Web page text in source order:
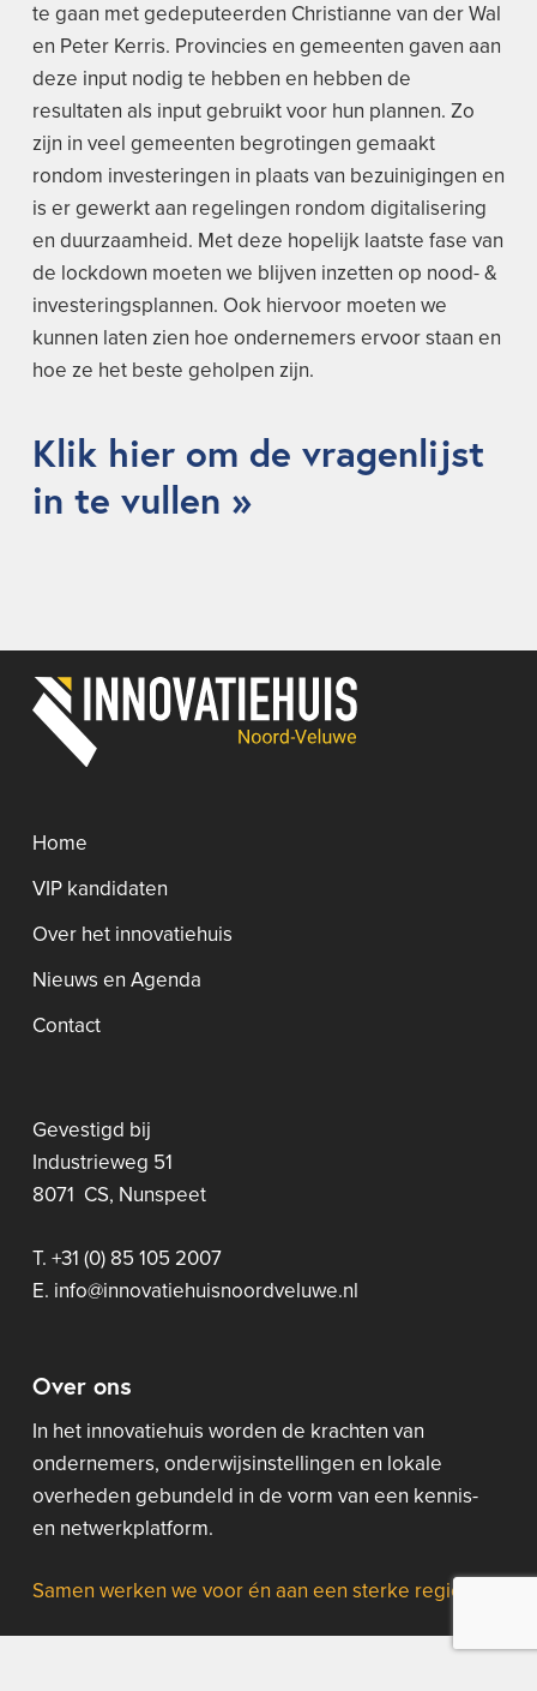
te gaan met gedeputeerden Christianne van der Wal
en Peter Kerris. Provincies en gemeenten gaven aan
deze input nodig te hebben en hebben de
resultaten als input gebruikt voor hun plannen. Zo
zijn in veel gemeenten begrotingen gemaakt
rondom investeringen in plaats van bezuinigingen en
is er gewerkt aan regelingen rondom digitalisering
en duurzaamheid. Met deze hopelijk laatste fase van
de lockdown moeten we blijven inzetten op nood- &
investeringsplannen. Ook hiervoor moeten we
kunnen laten zien hoe ondernemers ervoor staan en
hoe ze het beste geholpen zijn.
Klik hier om de vragenlijst
in te vullen »
Home
VIP kandidaten
Over het innovatiehuis
Nieuws en Agenda
Contact
Gevestigd bij
Industrieweg 51
8071 CS, Nunspeet
T. +31 (0) 85 105 2007
E. info@innovatiehuisnoordveluwe.nl
Over ons
In het innovatiehuis worden de krachten van
ondernemers, onderwijsinstellingen en lokale
overheden gebundeld in de vorm van een kennis-
en netwerkplatform.
Samen werken we voor én aan een sterke regio!